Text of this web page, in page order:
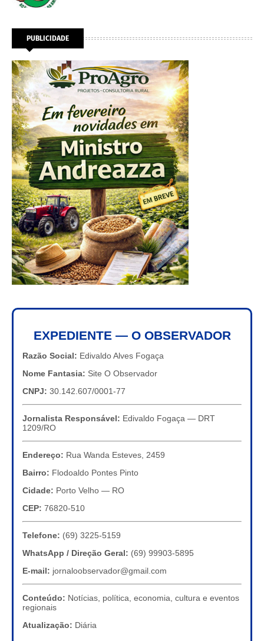
PUBLICIDADE
EXPEDIENTE — O OBSERVADOR
Razão Social: Edivaldo Alves Fogaça
Nome Fantasia: Site O Observador
CNPJ: 30.142.607/0001-77
Jornalista Responsável: Edivaldo Fogaça — DRT
1209/RO
Endereço: Rua Wanda Esteves, 2459
Bairro: Flodoaldo Pontes Pinto
Cidade: Porto Velho — RO
CEP: 76820-510
Telefone: (69) 3225-5159
WhatsApp / Direção Geral: (69) 99903-5895
E-mail: jornaloobservador@gmail.com
Conteúdo: Notícias, política, economia, cultura e eventos
regionais
Atualização: Diária